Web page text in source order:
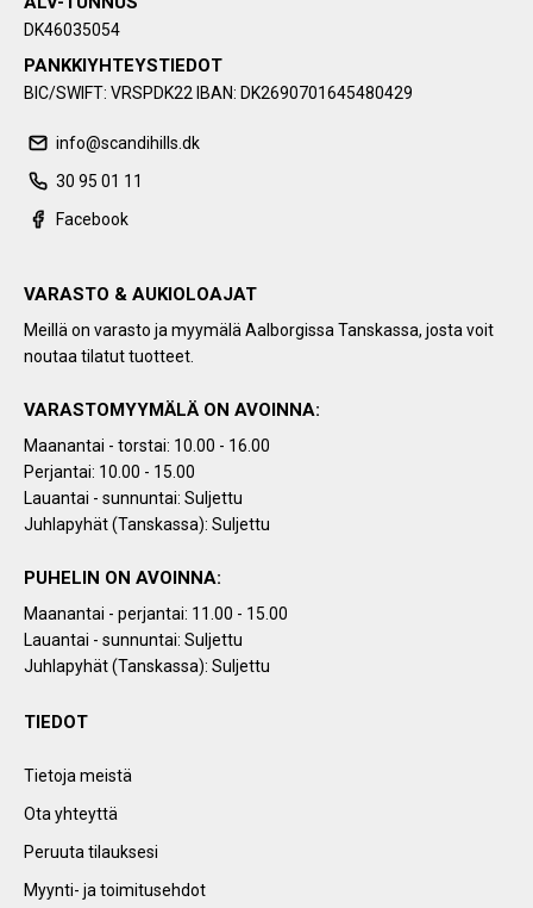
DK46035054
PANKKIYHTEYSTIEDOT
BIC/SWIFT: VRSPDK22 IBAN: DK2690701645480429
info@scandihills.dk
30 95 01 11
Facebook
VARASTO & AUKIOLOAJAT
Meillä on varasto ja myymälä Aalborgissa Tanskassa, josta voit
noutaa tilatut tuotteet.
VARASTOMYYMÄLÄ ON AVOINNA:
Maanantai - torstai: 10.00 - 16.00
Perjantai: 10.00 - 15.00
Lauantai - sunnuntai: Suljettu
Juhlapyhät (Tanskassa): Suljettu
PUHELIN ON AVOINNA:
Maanantai - perjantai: 11.00 - 15.00
Lauantai - sunnuntai: Suljettu
Juhlapyhät (Tanskassa): Suljettu
TIEDOT
Tietoja meistä
Ota yhteyttä
Peruuta tilauksesi
Myynti- ja toimitusehdot